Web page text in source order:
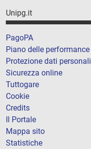
Unipg.it
PagoPA
Piano delle performance
Protezione dati personali
Sicurezza online
Tuttogare
Cookie
Credits
Il Portale
Mappa sito
Statistiche